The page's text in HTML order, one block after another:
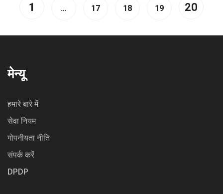
1 … 17 18 19 20
मेन्यू
हमारे बारे में
सेवा नियम
गोपनीयता नीति
संपर्क करें
DPDP